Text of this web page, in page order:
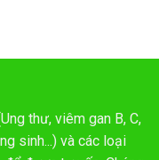
thư, viêm gan B, C,
sinh...) và các loại